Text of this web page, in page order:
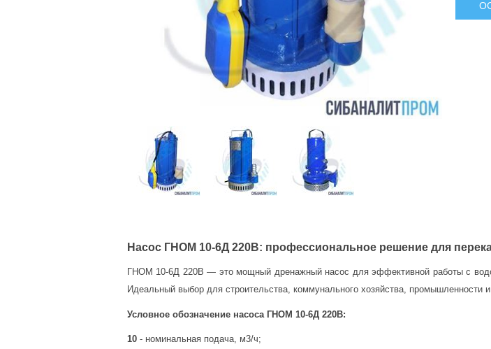
Насос ГНОМ 10-6Д 220В: профессиональное решение для
ГНОМ 10-6Д 220В — это мощный дренажный насос для эффективной работы с
Идеальный выбор для строительства, коммунального хозяйства, промышленности и
Условное обозначение насоса ГНОМ 10-6Д 220В:
10 - номинальная подача, м3/ч;